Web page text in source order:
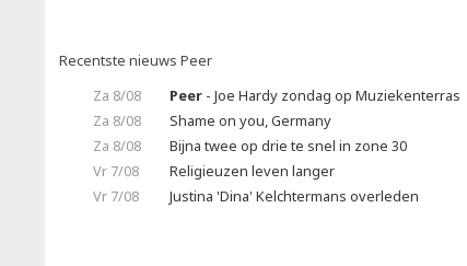
Recentste nieuws Peer
Za 8/08
Peer - Joe Hardy zondag op Muziekenterras
Za 8/08
Shame on you, Germany
Za 8/08
Bijna twee op drie te snel in zone 30
Vr 7/08
Religieuzen leven langer
Vr 7/08
Justina 'Dina' Kelchtermans overleden